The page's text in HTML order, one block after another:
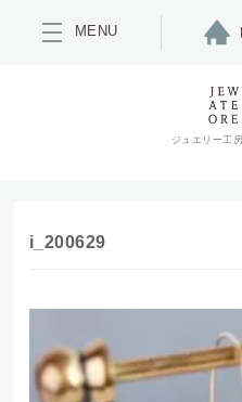
MENU
ジュエリー工
i_200629